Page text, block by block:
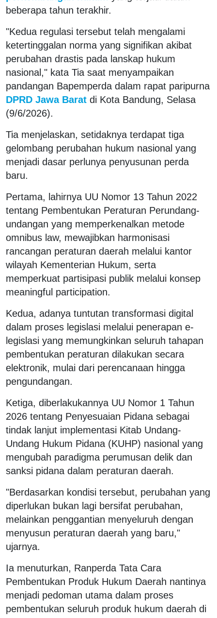
beberapa tahun terakhir.
"Kedua regulasi tersebut telah mengalami
ketertinggalan norma yang signifikan akibat
perubahan drastis pada lanskap hukum
nasional," kata Tia saat menyampaikan
pandangan Bapemperda dalam rapat paripurna
DPRD Jawa Barat di Kota Bandung, Selasa
(9/6/2026).
Tia menjelaskan, setidaknya terdapat tiga
gelombang perubahan hukum nasional yang
menjadi dasar perlunya penyusunan perda
baru.
Pertama, lahirnya UU Nomor 13 Tahun 2022
tentang Pembentukan Peraturan Perundang-
undangan yang memperkenalkan metode
omnibus law, mewajibkan harmonisasi
rancangan peraturan daerah melalui kantor
wilayah Kementerian Hukum, serta
memperkuat partisipasi publik melalui konsep
meaningful participation.
Kedua, adanya tuntutan transformasi digital
dalam proses legislasi melalui penerapan e-
legislasi yang memungkinkan seluruh tahapan
pembentukan peraturan dilakukan secara
elektronik, mulai dari perencanaan hingga
pengundangan.
Ketiga, diberlakukannya UU Nomor 1 Tahun
2026 tentang Penyesuaian Pidana sebagai
tindak lanjut implementasi Kitab Undang-
Undang Hukum Pidana (KUHP) nasional yang
mengubah paradigma perumusan delik dan
sanksi pidana dalam peraturan daerah.
"Berdasarkan kondisi tersebut, perubahan yang
diperlukan bukan lagi bersifat perubahan,
melainkan penggantian menyeluruh dengan
menyusun peraturan daerah yang baru,"
ujarnya.
Ia menuturkan, Ranperda Tata Cara
Pembentukan Produk Hukum Daerah nantinya
menjadi pedoman utama dalam proses
pembentukan seluruh produk hukum daerah di